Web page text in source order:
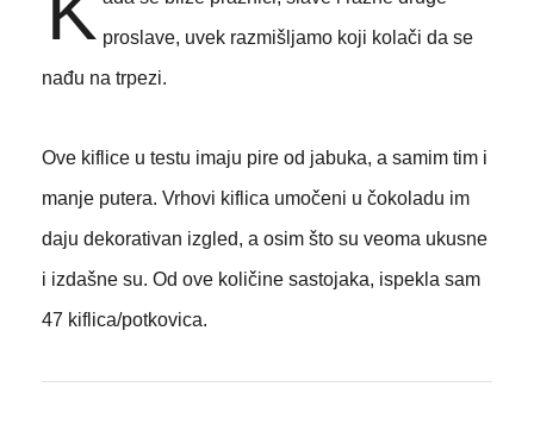
proslave, uvek razmišljamo koji kolači da se
nađu na trpezi.
Ove kiflice u testu imaju pire od jabuka, a samim tim i
manje putera. Vrhovi kiflica umočeni u čokoladu im
daju dekorativan izgled, a osim što su veoma ukusne
i izdašne su. Od ove količine sastojaka, ispekla sam
47 kiflica/potkovica.